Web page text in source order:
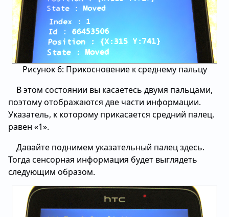
Рисунок 6: Прикосновение к среднему пальцу
В этом состоянии вы касаетесь двумя пальцами,
поэтому отображаются две части информации.
Указатель, к которому прикасается средний палец,
равен «1».
Давайте поднимем указательный палец здесь.
Тогда сенсорная информация будет выглядеть
следующим образом.